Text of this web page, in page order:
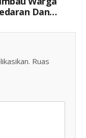
Dan
Ruas